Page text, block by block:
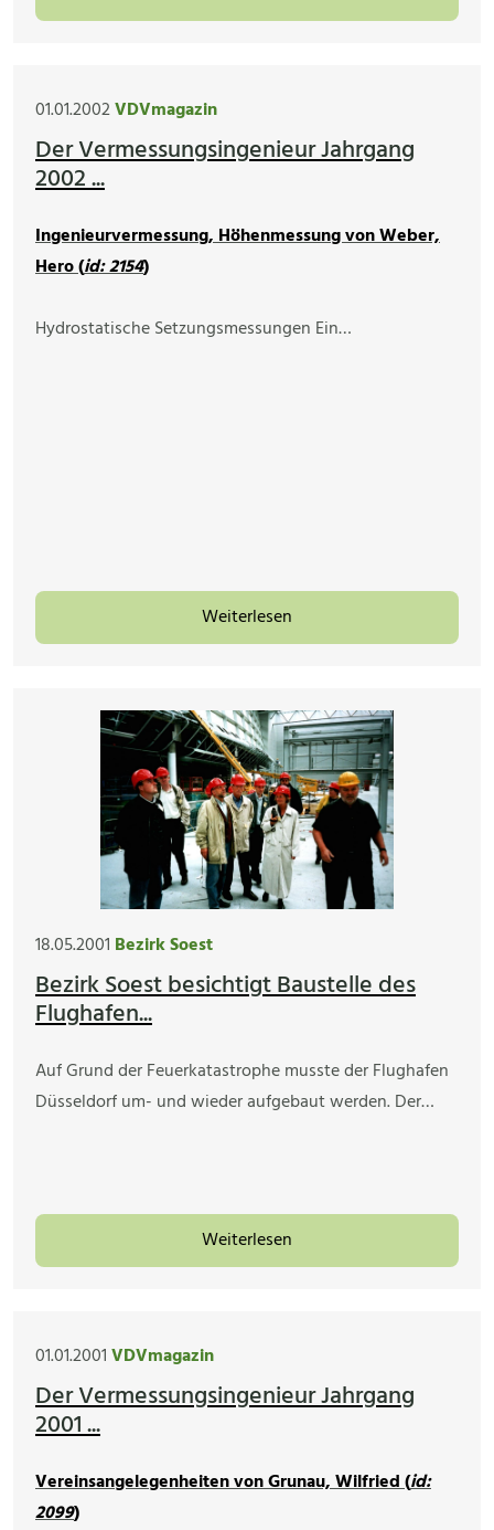
01.01.2002VDVmagazin
Der Vermessungsingenieur Jahrgang
2002 ...
Ingenieurvermessung, Höhenmessung von Weber,
Hero (id: 2154)
Hydrostatische Setzungsmessungen Ein…
Weiterlesen
18.05.2001 Bezirk Soest
Bezirk Soest besichtigt Baustelle des
Flughafen...
Auf Grund der Feuerkatastrophe musste der Flughafen
Düsseldorf um- und wieder aufgebaut werden. Der…
Weiterlesen
01.01.2001VDVmagazin
Der Vermessungsingenieur Jahrgang
2001 ...
Vereinsangelegenheiten von Grunau, Wilfried (id:
2099)